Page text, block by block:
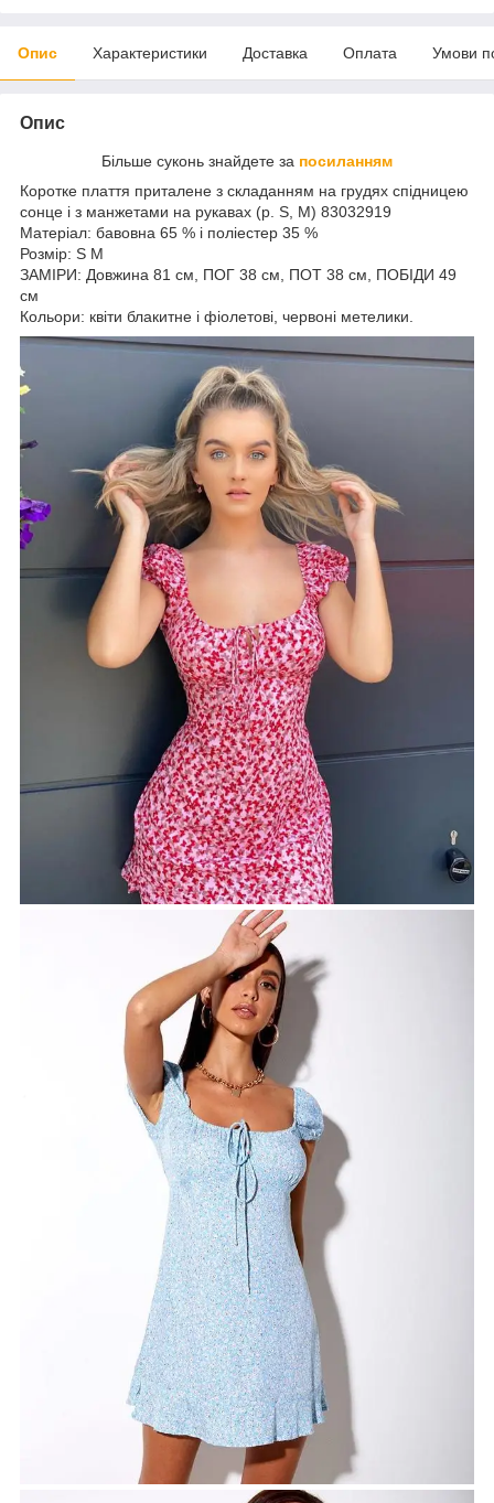
Опис Характеристики Доставка Оплата Умови
Опис
Більше суконь знайдете за посиланням
Коротке плаття приталене з складанням на грудях спідницею
сонце і з манжетами на рукавах (р. S, M) 83032919
Матеріал: бавовна 65 % і поліестер 35 %
Розмір: S M
ЗАМІРИ: Довжина 81 см, ПОГ 38 см, ПОТ 38 см, ПОБІДИ 49
см
Кольори: квіти блакитне і фіолетові, червоні метелики.